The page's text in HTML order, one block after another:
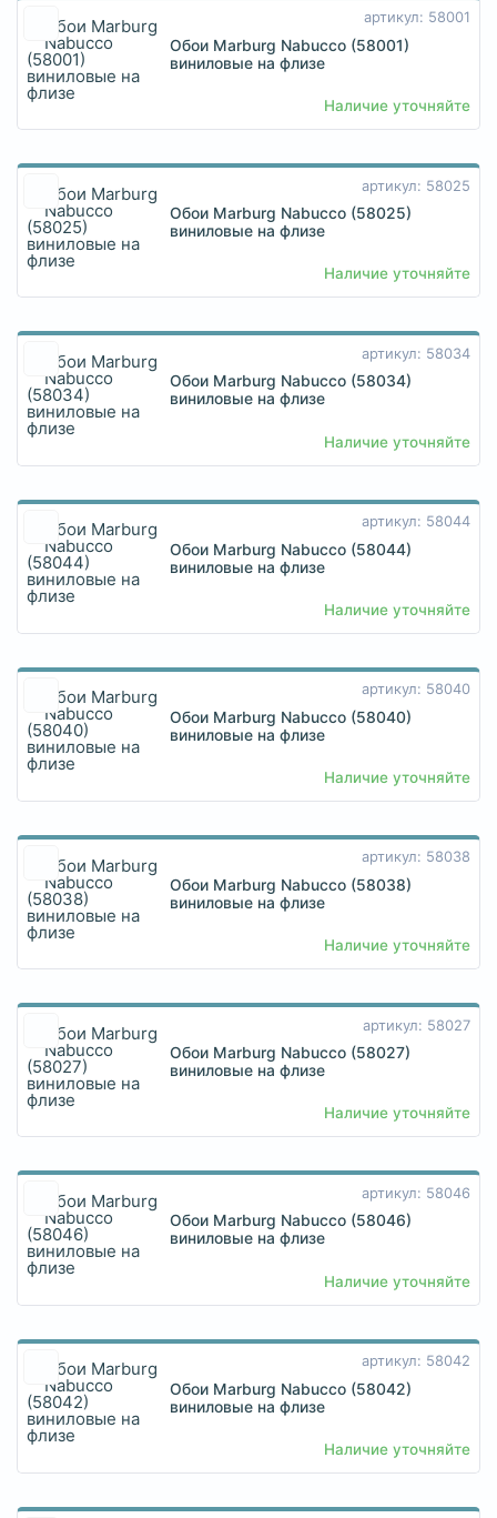
артикул: 58001
Обои Marburg Nabucco (58001)
виниловые на флизе
Наличие уточняйте
артикул: 58025
Обои Marburg Nabucco (58025)
виниловые на флизе
Наличие уточняйте
артикул: 58034
Обои Marburg Nabucco (58034)
виниловые на флизе
Наличие уточняйте
артикул: 58044
Обои Marburg Nabucco (58044)
виниловые на флизе
Наличие уточняйте
артикул: 58040
Обои Marburg Nabucco (58040)
виниловые на флизе
Наличие уточняйте
артикул: 58038
Обои Marburg Nabucco (58038)
виниловые на флизе
Наличие уточняйте
артикул: 58027
Обои Marburg Nabucco (58027)
виниловые на флизе
Наличие уточняйте
артикул: 58046
Обои Marburg Nabucco (58046)
виниловые на флизе
Наличие уточняйте
артикул: 58042
Обои Marburg Nabucco (58042)
виниловые на флизе
Наличие уточняйте